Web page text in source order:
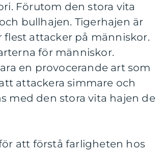
Förutom den stora vita
bullhajen. Tigerhajen är
attacker på människor.
för människor.
en provocerande art som
attackera simmare och
med den stora vita hajen de
att förstå farligheten hos